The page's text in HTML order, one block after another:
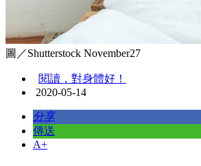
圖／Shutterstock November27
閱讀，對身體好！
2020-05-14
分享
傳送
A+